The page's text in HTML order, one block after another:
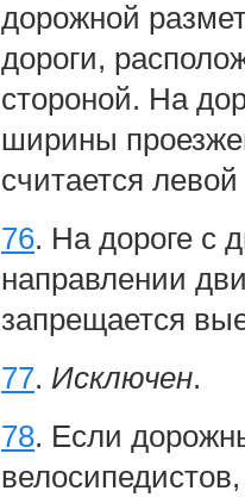
дорожной
дороги,
стороной. На
ширины
считается
76. На дороге с
направлении
запрещается
77. Исключен.
78. Если